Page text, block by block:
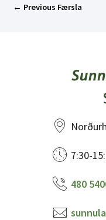
← Previous Færsla
7:30-
480